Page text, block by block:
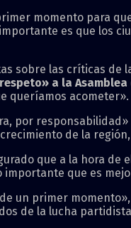
momento para
es que los
sobre las críticas de
a la Asamblea
queríamos acometer».
por
de la
que a la hora de
que es
un primer
de la lucha